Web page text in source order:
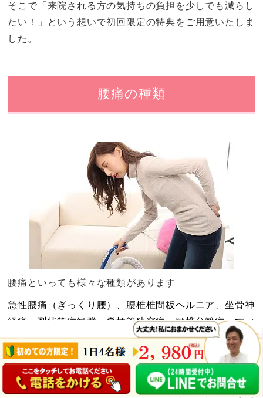
そこで「来院される方の気持ちの負担を少しでも減らし
たい！」という想いで初回限定の特典をご用意いたしま
した。
腰痛の種類
腰痛といっても様々な種類があります
急性腰痛（ぎっくり腰）、腰椎椎間板ヘルニア、坐骨神
経痛、梨状筋症候群、脊柱管狭窄症、腰椎分離症・すべ
り症、中には内臓やお腹が原因で腰痛になってる場合も
ございます。
腰痛が原因で背骨が歪み、体中の循環作用が悪くなり、
女性ですと冷え性や生理痛、生理不順といった症状も起
ページの
先頭へ